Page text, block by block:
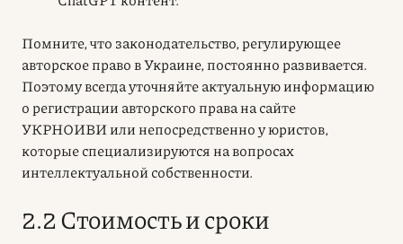
Помните, что законодательство, регулирующее
авторское право в Украине, постоянно развивается.
Поэтому всегда уточняйте актуальную информацию
о регистрации авторского права на сайте
УКРНОИВИ или непосредственно у юристов,
которые специализируются на вопросах
интеллектуальной собственности.
2.2 Стоимость и сроки